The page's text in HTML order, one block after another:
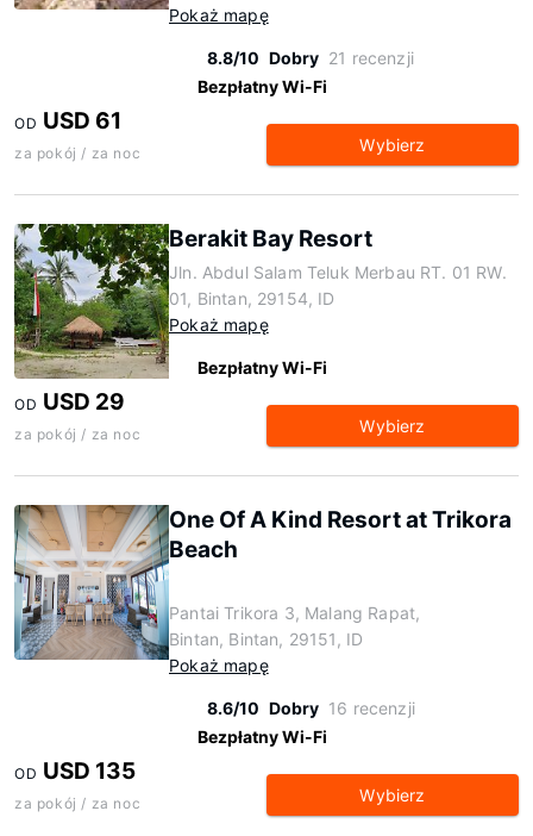
Pokaż mapę
8.8/10 Dobry 21 recenzji
Bezpłatny Wi-Fi
OD USD 61
za pokój / za noc Wybierz
Berakit Bay Resort
Jln. Abdul Salam Teluk Merbau RT. 01 RW.
01, Bintan, 29154, ID
Pokaż mapę
Bezpłatny Wi-Fi
OD USD 29
za pokój / za noc Wybierz
One Of A Kind Resort at Trikora
Beach
Pantai Trikora 3, Malang Rapat,
Bintan, Bintan, 29151, ID
Pokaż mapę
8.6/10 Dobry 16 recenzji
Bezpłatny Wi-Fi
OD USD 135
za pokój / za noc Wybierz